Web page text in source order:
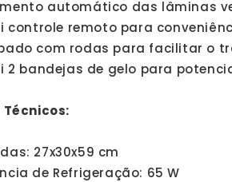
automático das lâminas
controle remoto para
com rodas para facilitar o
2 bandejas de gelo para
Técnicos:
27x30x59 cm
de Refrigeração: 65 W